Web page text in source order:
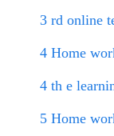
3 rd online
4 Home
4 th e
5 Home